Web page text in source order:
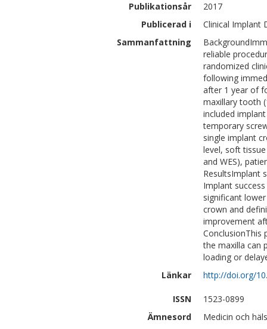
Publikationsår
2017
Publicerad i
Clinical Implant
Sammanfattning
reliable
randomized
following
after 1 year of
maxillary tooth
included
temporary
single implant
level, soft
and WES),
ResultsImplant
Implant
significant
crown and
improvement
ConclusionThis
the maxilla can
loading or
Länkar
http://doi.org/
ISSN
1523-0899
Ämnesord
Medicin och